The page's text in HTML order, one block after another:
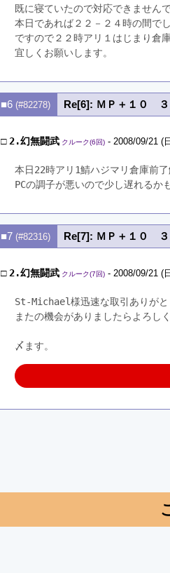
既に寝ていたので対応できません
本日であれば２２－２４時の間で
ですので２２時アリ１はじまり倉
宜しくお願いします。
■6 (#82278) Re[6]: ＭＰ＋１０ ３
□ 2.幻無闘武 クルーク(6回) - 2008/09/21 (
本日22時アリ1鯖ハジマリ倉庫前
PCの調子が悪いので少し遅れるか
■7 (#82316) Re[7]: ＭＰ＋１０ ３
□ 2.幻無闘武 クルーク(7回) - 2008/09/21 (
St-Michael様迅速な取引ありがと
またの機会がありましたらよろし
〆ます。